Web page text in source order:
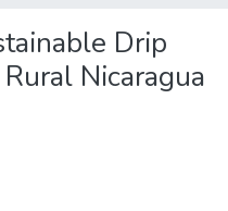
Drip
Nicaragua